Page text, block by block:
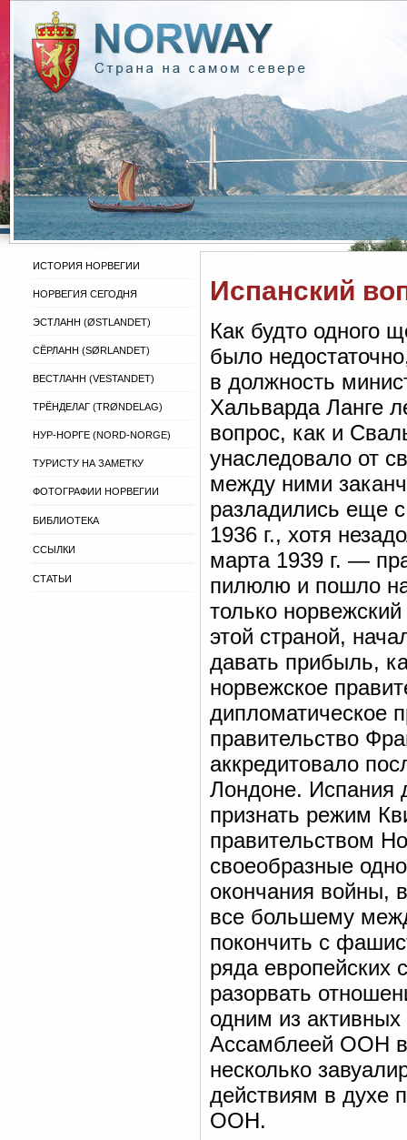
ИСТОРИЯ НОРВЕГИИ
НОРВЕГИЯ СЕГОДНЯ
ЭСТЛАНН (ØSTLANDET)
СЁРЛАНН (SØRLANDET)
ВЕСТЛАНН (VESTANDET)
ТРЁНДЕЛАГ (TRØNDELAG)
НУР-НОРГЕ (NORD-NORGE)
ТУРИСТУ НА ЗАМЕТКУ
ФОТОГРАФИИ НОРВЕГИИ
БИБЛИОТЕКА
ССЫЛКИ
СТАТЬИ
Испанский
Как будто одного
было
в должность
Хальварда Ланге
вопрос, как и
унаследовало от
между ними
разладились еще
1936 г., хотя
марта 1939 г. —
пилюлю и пошло
только
этой страной,
давать прибыль,
норвежское
дипломатическое
правительство
аккредитовало
Лондоне. Испания
признать режим
правительством
своеобразные
окончания войны,
все большему
покончить с
ряда европейских
разорвать
одним из
Ассамблеей ООН в
несколько
действиям в духе
ООН.